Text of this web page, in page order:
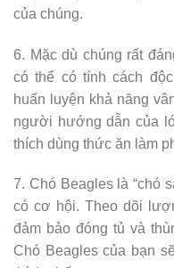
của chúng.
6. Mặc dù chúng rất
có thể có tính cách
huấn luyện khả năng
người hướng dẫn của
thích dùng thức ăn làm
7. Chó Beagles là “chó
có cơ hội. Theo dõi
đảm bảo đóng tủ và
Chó Beagles của bạn